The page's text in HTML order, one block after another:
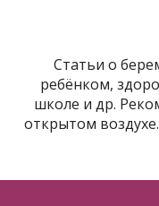
Статьи о
ребёнком,
школе и др.
открытом